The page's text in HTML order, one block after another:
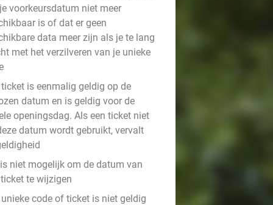
voorkeursdatum niet meer
is of dat er geen
data meer zijn als je te lang
met het verzilveren van je unieke
ticket is eenmalig geldig op de
datum en is geldig voor de
openingsdag. Als een ticket niet
datum wordt gebruikt, vervalt
niet mogelijk om de datum van
te wijzigen
unieke code of ticket is niet geldig